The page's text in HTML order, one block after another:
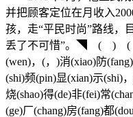
并把顾客定位在月收入
孩，走“平民时尚”路线，
丢了不可惜”。◥ ( ) ( )
(wen)，(，)消(xiao)防
(shi)频(pin)显(xian)示(shi)
烧(shao)得(de)非(fei)常
(ge)厂(chang)房(fang)都